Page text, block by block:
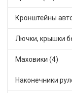
Маховики (4)